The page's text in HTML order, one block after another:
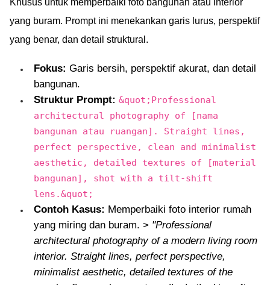
yang buram. Prompt ini menekankan garis lurus, perspektif
yang benar, dan detail struktural.
Fokus: Garis bersih, perspektif akurat, dan detail
bangunan.
Struktur Prompt: &quot;Professional
architectural photography of [nama
bangunan atau ruangan]. Straight lines,
perfect perspective, clean and minimalist
aesthetic, detailed textures of [material
bangunan], shot with a tilt-shift
lens.&quot;
Contoh Kasus: Memperbaiki foto interior rumah
yang miring dan buram. > "Professional
architectural photography of a modern living room
interior. Straight lines, perfect perspective,
minimalist aesthetic, detailed textures of the